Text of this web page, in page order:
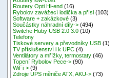
Routery Opti Hi-end (16)
Rybolov zavážecí lodička a přísl (103)
Software + zakázkové (3)
Součástky náhradní díly-> (494)
Switche Huby USB 2.0 3.0 (10)
Telefony
Tiskové servery a převodníky USB (1)
TV příslušenství i k UPC (4)
Ventilátory a mřížky, termostaty (46)
Topení Rybolov Pece-> (90)
WiFi-> (9)
Zdroje UPS měniče ATX, AKU-> (73)